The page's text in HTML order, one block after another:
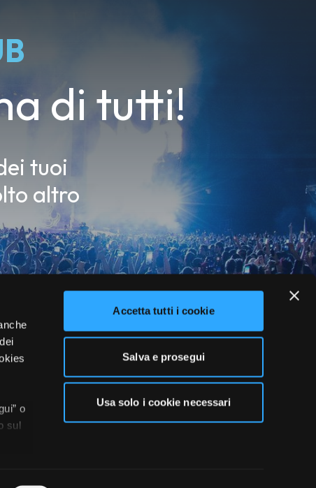
o
sul
Accetta tutti i cookie
Salva e prosegui
Usa solo i cookie necessari
di tutti!
tuoi
altro